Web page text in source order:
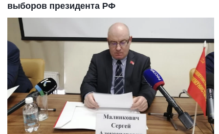
выборов президента РФ